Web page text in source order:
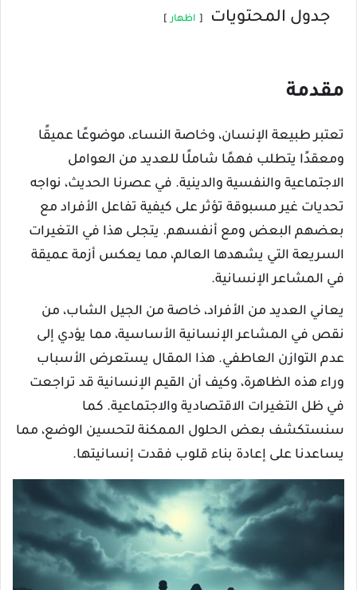
جدول المحتويات اظهار
مقدمة
تعتبر طبيعة الإنسان، وخاصة النساء، موضوعًا عميقًا
ومعقدًا يتطلب فهمًا شاملًا للعديد من العوامل
الاجتماعية والنفسية والدينية. في عصرنا الحديث، نواجه
تحديات غير مسبوقة تؤثر على كيفية تفاعل الأفراد مع
بعضهم البعض ومع أنفسهم. يتجلى هذا في التغيرات
السريعة التي يشهدها العالم، مما يعكس أزمة عميقة
في المشاعر الإنسانية.
يعاني العديد من الأفراد، خاصة من الجيل الشاب، من
نقص في المشاعر الإنسانية الأساسية، مما يؤدي إلى
عدم التوازن العاطفي. هذا المقال يستعرض الأسباب
وراء هذه الظاهرة، وكيف أن القيم الإنسانية قد تراجعت
في ظل التغيرات الاقتصادية والاجتماعية. كما
سنستكشف بعض الحلول الممكنة لتحسين الوضع، مما
يساعدنا على إعادة بناء قلوب فقدت إنسانيتها.